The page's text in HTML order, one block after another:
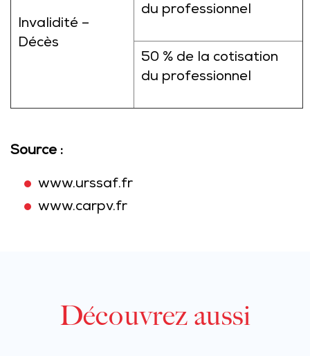
Invalidité –
Décès
du professionnel
50 % de la cotisation
du professionnel
Source :
www.urssaf.fr
www.carpv.fr
Découvrez aussi